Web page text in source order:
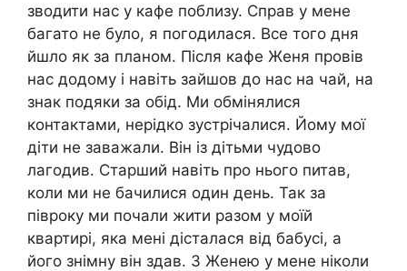
зводити нас у кафе поблизу. Справ у мене
багато не було, я погодилася. Все того дня
йшло як за планом. Після кафе Женя провів
нас додому і навіть зайшов до нас на чай, на
знак подяки за обід. Ми обмінялися
контактами, нерідко зустрічалися. Йому мої
діти не заважали. Він із дітьми чудово
лагодив. Старший навіть про нього питав,
коли ми не бачилися один день. Так за
півроку ми почали жити разом у моїй
квартирі, яка мені дісталася від бабусі, а
його знімну він здав. З Женею у мене ніколи